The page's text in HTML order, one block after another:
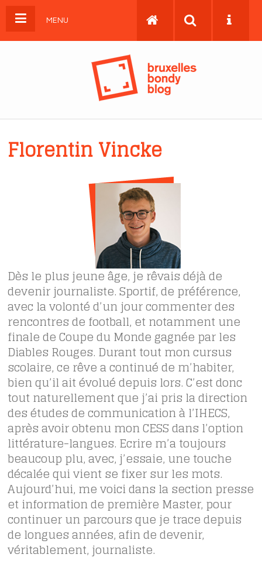
MENU
Florentin Vincke
Dès le plus jeune âge, je rêvais déjà de
devenir journaliste. Sportif, de préférence,
avec la volonté d’un jour commenter des
rencontres de football, et notamment une
finale de Coupe du Monde gagnée par les
Diables Rouges. Durant tout mon cursus
scolaire, ce rêve a continué de m’habiter,
bien qu’il ait évolué depuis lors. C’est donc
tout naturellement que j’ai pris la direction
des études de communication à l’IHECS,
après avoir obtenu mon CESS dans l’option
littérature-langues. Ecrire m’a toujours
beaucoup plu, avec, j’essaie, une touche
décalée qui vient se fixer sur les mots.
Aujourd’hui, me voici dans la section presse
et information de première Master, pour
continuer un parcours que je trace depuis
de longues années, afin de devenir,
véritablement, journaliste.